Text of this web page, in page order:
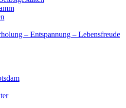
– Entspannung – Lebensfreude